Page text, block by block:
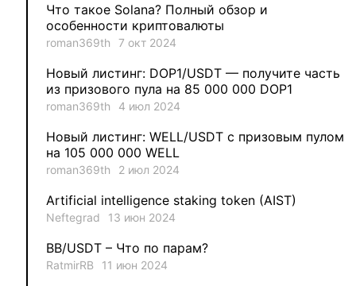
Evgeniy 3
aleksandr-es 2
Jevick 1
MysticalEnergyNFT 1
DecimalChain 1
Что такое Solana? Полный обзор и
особенности криптовалюты
roman369th 7 окт 2024
Новый листинг: DOP1/USDT — получите часть
из призового пула на 85 000 000 DOP1
roman369th 4 июл 2024
Новый листинг: WELL/USDT с призовым пулом
на 105 000 000 WELL
roman369th 2 июл 2024
Artificial intelligence staking token (AIST)
Neftegrad 13 июн 2024
BB/USDT – Что по парам?
RatmirRB 11 июн 2024